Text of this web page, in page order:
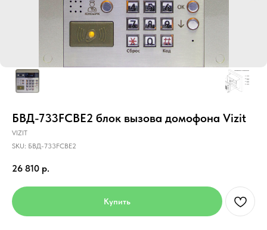
БВД-733FCBE2 блок вызова домофона Vizit
VIZIT
SKU: БВД-733FCBE2
26 810 р.
Купить